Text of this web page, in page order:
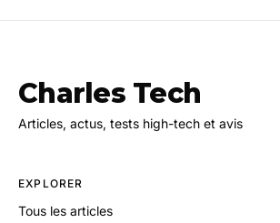
Charles Tech
Articles, actus, tests high-tech et avis
EXPLORER
Tous les articles